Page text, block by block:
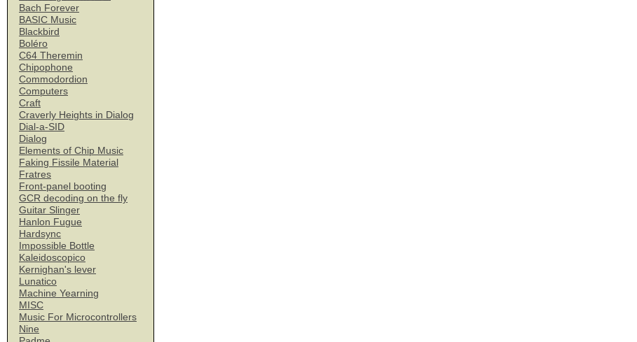
Bach Forever
BASIC Music
Blackbird
Boléro
C64 Theremin
Chipophone
Commodordion
Computers
Craft
Craverly Heights in Dialog
Dial-a-SID
Dialog
Elements of Chip Music
Faking Fissile Material
Fratres
Front-panel booting
GCR decoding on the fly
Guitar Slinger
Hanlon Fugue
Hardsync
Impossible Bottle
Kaleidoscopico
Kernighan's lever
Lunatico
Machine Yearning
MISC
Music For Microcontrollers
Nine